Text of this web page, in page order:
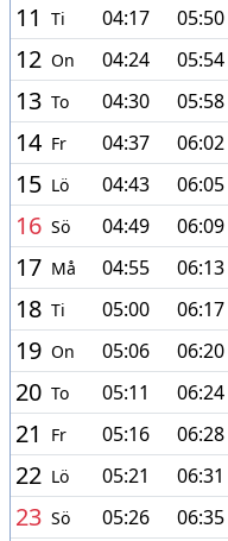
11 Ti 04:17 05:50
12 On 04:24 05:54
13 To 04:30 05:58
14 Fr 04:37 06:02
15 Lö 04:43 06:05
16 Sö 04:49 06:09
17 Må 04:55 06:13
18 Ti 05:00 06:17
19 On 05:06 06:20
20 To 05:11 06:24
21 Fr 05:16 06:28
22 Lö 05:21 06:31
23 Sö 05:26 06:35